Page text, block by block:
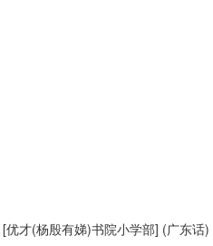
才(杨殷有娣)书院小学部] (广东话)